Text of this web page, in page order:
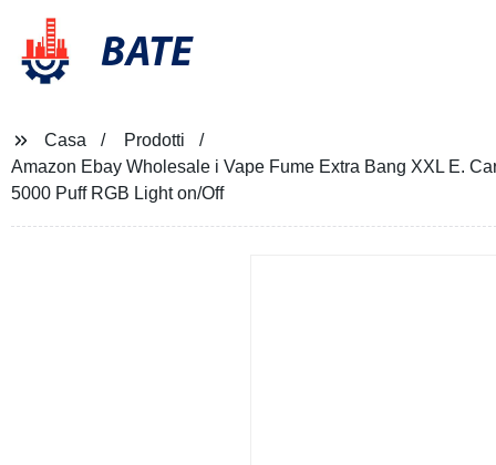
BATE
Casa
Prodotti
Amazon Ebay Wholesale i Vape Fume Extra Bang XXL E.
5000 Puff RGB Light on/Off